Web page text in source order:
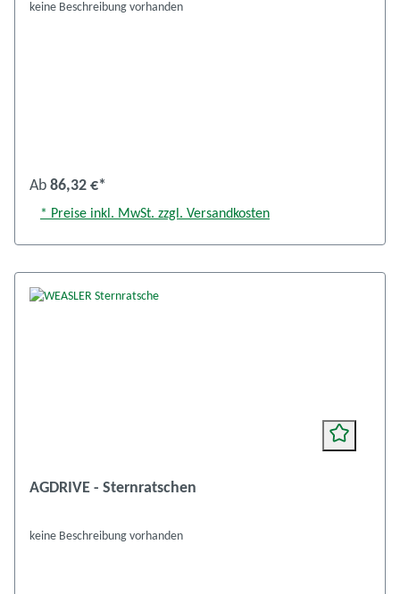
keine Beschreibung vorhanden
Ab 86,32 €*
* Preise inkl. MwSt. zzgl. Versandkosten
AGDRIVE - Sternratschen
keine Beschreibung vorhanden